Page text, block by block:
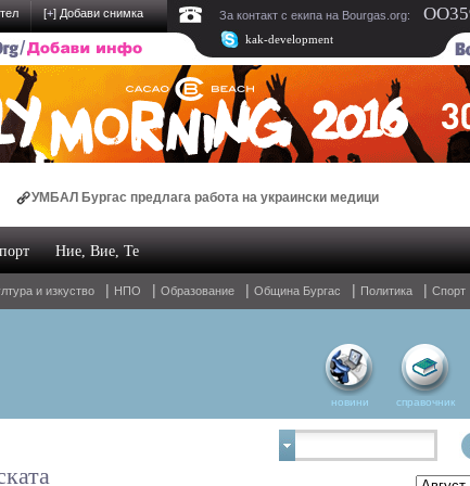
Бургас предлага работа на украински медици В
магазин за спални комплекти и домашен текстил
Ние, Вие, Те
и изкуство | НПО | Образование | Община Бургас | Политика | Спорт
новини справочник
[+] Добави снимка За контакт с екипа на Bourgas.org:
kak-development